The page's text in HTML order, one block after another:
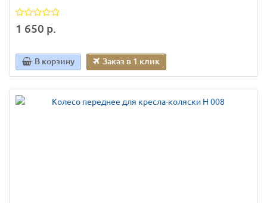
1 650 р.
В корзину Заказ в 1 клик